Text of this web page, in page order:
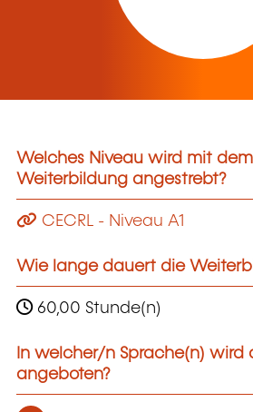
Welches Niveau wird mit
Weiterbildung angestrebt?
CECRL - Niveau A1
Wie lange dauert die
60,00 Stunde(n)
In welcher/n Sprache(n) wird
angeboten?